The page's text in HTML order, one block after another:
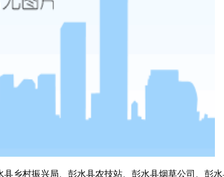
乡村振兴局、彭水县农技站、彭水县烟草公司、彭